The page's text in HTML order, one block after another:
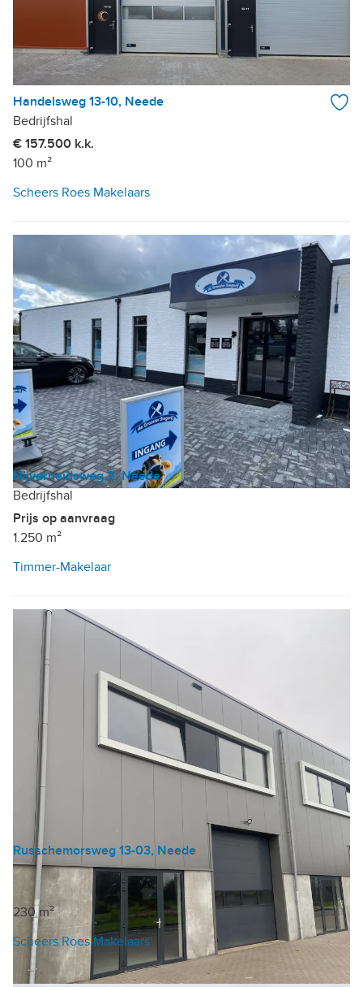
Handelsweg 13-10, Neede
Bedrijfshal
€ 157.500 k.k.
100 m²
Scheers Roes Makelaars
Nijverheidsweg 2, Neede
Bedrijfshal
Prijs op aanvraag
1.250 m²
Timmer-Makelaar
Russchemorsweg 13-03, Neede
Bedrijfshal
€ 104 /m²/jaar
230 m²
Scheers Roes Makelaars